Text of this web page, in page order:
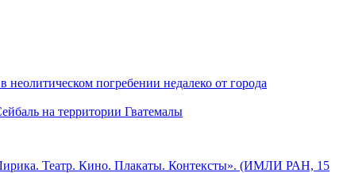
погребении недалеко от города
на территории Гватемалы
Театр. Кино. Плакаты. Контексты». (ИМЛИ РАН, 15